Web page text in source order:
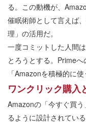
る。この動機が、
催眠術師として言えば
理」の活用だ。
一度コミットした人間
とろうとする。Prime
「Amazonを積極的に
ワンクリック購入
Amazonの「今すぐ買
るように設計されている